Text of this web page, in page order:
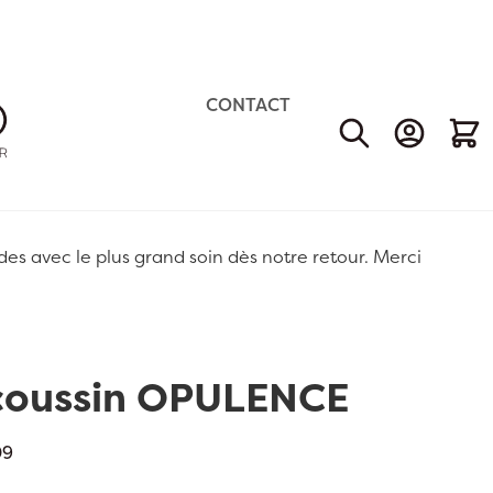
CONTACT
avec le plus grand soin dès notre retour. Merci
OPULENCE